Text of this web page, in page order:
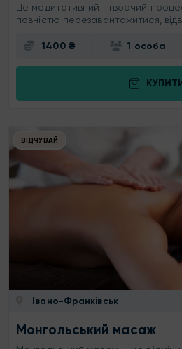
Це медитативний і творчий
повністю перезавантажитися,
1400 ₴ 1 особа
ВІДЧУВАЙ
Івано-Франківськ
Монгольський масаж